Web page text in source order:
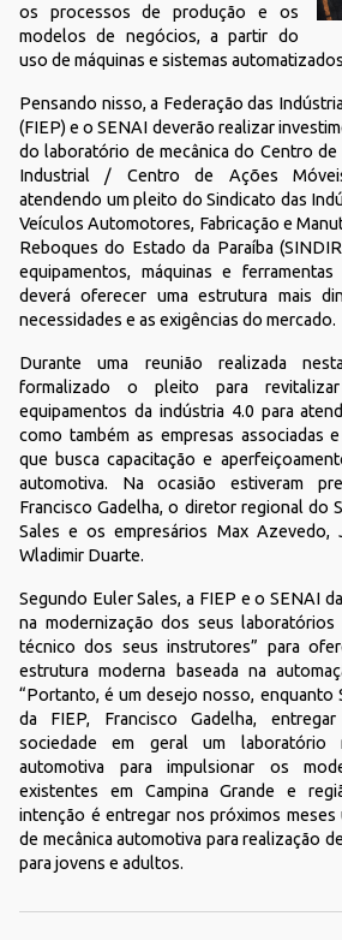
os processos de produção e os
modelos de negócios, a partir do
uso de máquinas e sistemas
Pensando nisso, a Federação das
(FIEP) e o SENAI deverão realizar
do laboratório de mecânica do Centro
Industrial / Centro de Ações
atendendo um pleito do Sindicato das
Veículos Automotores, Fabricação e
Reboques do Estado da Paraíba
equipamentos, máquinas e
deverá oferecer uma estrutura mais
necessidades e as exigências do mercado.
Durante uma reunião realizada
formalizado o pleito para
equipamentos da indústria 4.0 para
como também as empresas associadas
que busca capacitação e
automotiva. Na ocasião estiveram
Francisco Gadelha, o diretor regional do
Sales e os empresários Max Azevedo,
Wladimir Duarte.
Segundo Euler Sales, a FIEP e o SENAI
na modernização dos seus
técnico dos seus instrutores” para
estrutura moderna baseada na
“Portanto, é um desejo nosso, enquanto
da FIEP, Francisco Gadelha,
sociedade em geral um laboratório
automotiva para impulsionar os
existentes em Campina Grande e
intenção é entregar nos próximos
de mecânica automotiva para realização
para jovens e adultos.